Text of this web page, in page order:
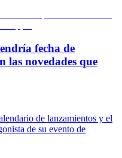
fecha de
las novedades que
de lanzamientos y el
de su evento de